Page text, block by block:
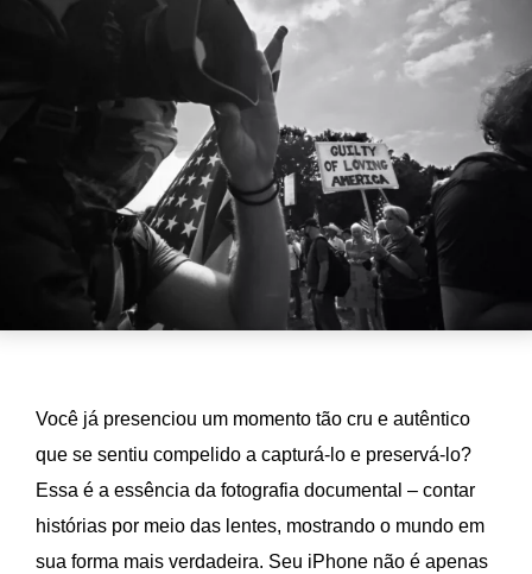
Você já presenciou um momento tão cru e autêntico
que se sentiu compelido a capturá-lo e preservá-lo?
Essa é a essência da fotografia documental – contar
histórias por meio das lentes, mostrando o mundo em
sua forma mais verdadeira. Seu iPhone não é apenas